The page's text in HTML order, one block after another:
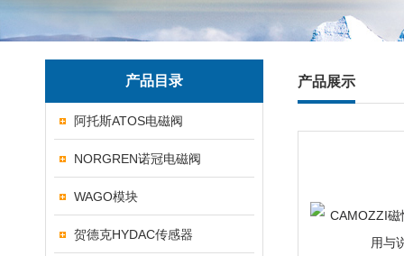
产品目录
阿托斯ATOS电磁阀
NORGREN诺冠电磁阀
WAGO模块
贺德克HYDAC传感器
产品展示